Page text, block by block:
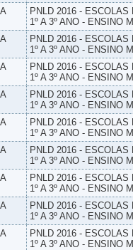
PNLD 2016 -
1º A 3º ANO - ENSINO
PNLD 2016 -
1º A 3º ANO - ENSINO
PNLD 2016 -
1º A 3º ANO - ENSINO
PNLD 2016 -
1º A 3º ANO - ENSINO
PNLD 2016 -
1º A 3º ANO - ENSINO
PNLD 2016 -
1º A 3º ANO - ENSINO
PNLD 2016 -
1º A 3º ANO - ENSINO
PNLD 2016 -
1º A 3º ANO - ENSINO
PNLD 2016 -
1º A 3º ANO - ENSINO